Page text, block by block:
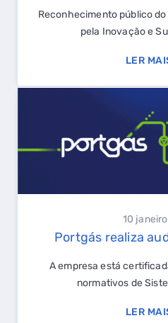
Reconhecimento público
pela Inovação e
LER
10
Portgás realiza
A empresa está
normativos de
LER
GASES